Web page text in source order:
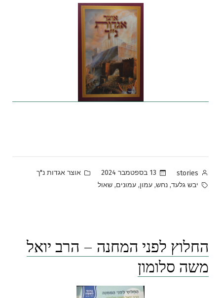
Posted
by
stories 13 בספטמבר 2024
Posted
אוצר אגדות נ"ך
Tags:
יבש גלעד, נחש, עמון, עמונים, שאול
החלוץ לפני המחנה – הרב יואל
משה סלומון